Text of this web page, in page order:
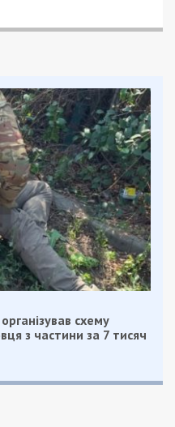
схему
з частини за 7 тисяч